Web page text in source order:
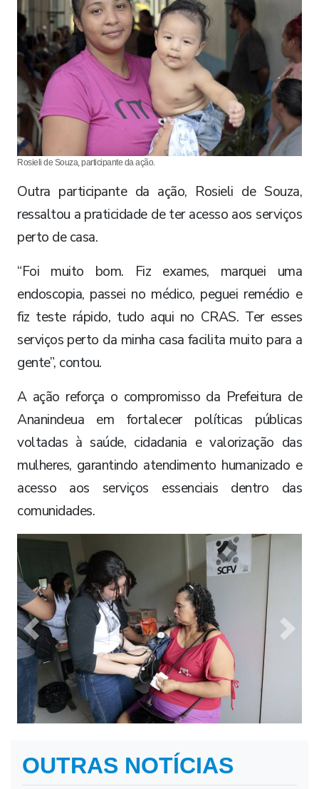
Rosieli de Souza, participante da ação.
Outra participante da ação, Rosieli de Souza,
ressaltou a praticidade de ter acesso aos serviços
perto de casa.
“Foi muito bom. Fiz exames, marquei uma
endoscopia, passei no médico, peguei remédio e
fiz teste rápido, tudo aqui no CRAS. Ter esses
serviços perto da minha casa facilita muito para a
gente”, contou.
A ação reforça o compromisso da Prefeitura de
Ananindeua em fortalecer políticas públicas
voltadas à saúde, cidadania e valorização das
mulheres, garantindo atendimento humanizado e
acesso aos serviços essenciais dentro das
comunidades.
Previous Next
OUTRAS NOTÍCIAS